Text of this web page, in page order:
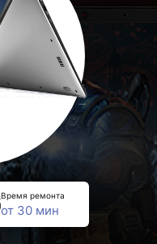
Время ремонта
от 30 мин